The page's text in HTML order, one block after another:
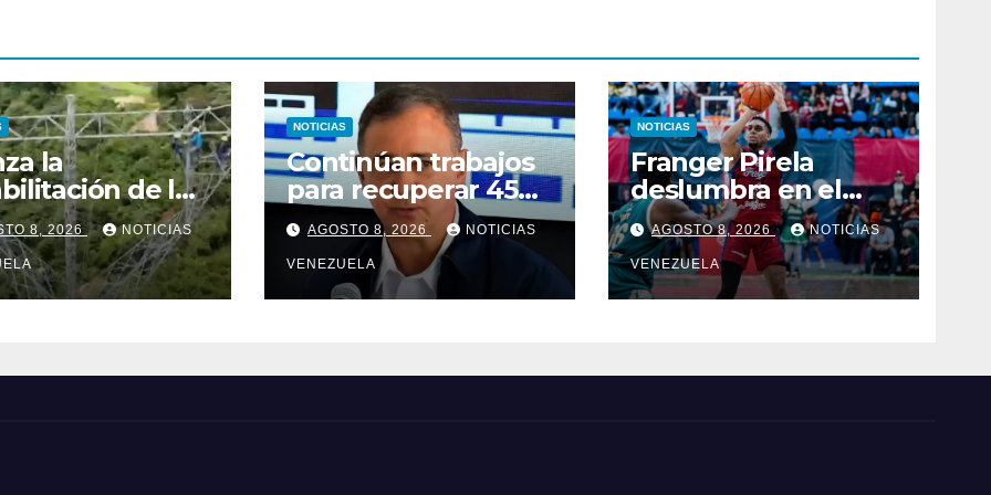
la
de la
de transmisión
Centro –
8, 2026 NOTICIAS
NOTICIAS
Continúan trabajos
para recuperar 450
megavatios en
Termocarabobo tras
sismos
AGOSTO 8, 2026 NOTICIAS
VENEZUELA
NOTICIAS
Franger Pirela
deslumbra en el
tabloncillo con
Freseros de
Irapuato
AGOSTO 8, 2026 NOTICIAS
VENEZUELA